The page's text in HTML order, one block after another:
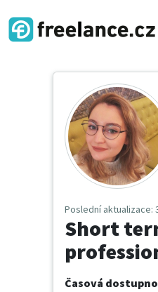
Poslední aktualizace:
Short
Časová